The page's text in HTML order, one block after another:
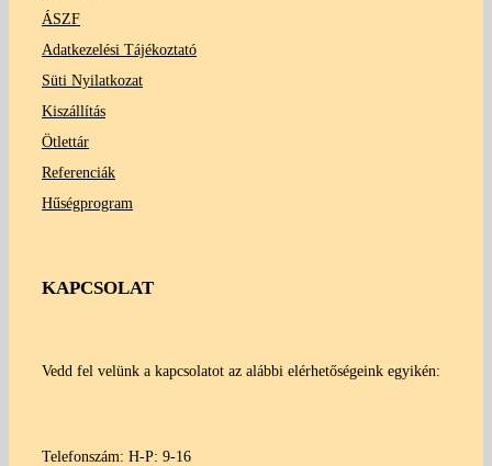
ÁSZF
Adatkezelési Tájékoztató
Süti Nyilatkozat
Kiszállítás
Ötlettár
Referenciák
Hűségprogram
KAPCSOLAT
Vedd fel velünk a kapcsolatot az alábbi elérhetőségeink egyikén:
Telefonszám: H-P: 9-16